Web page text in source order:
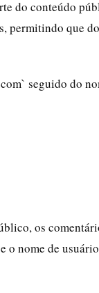
do conteúdo
permitindo que
seguido do
os
o nome de